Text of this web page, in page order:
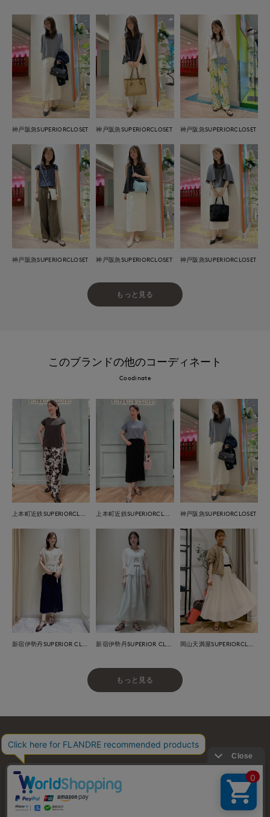
神戸阪急SUPERIORCLOSET 神戸阪急SUPERIORCLOSET 神戸阪急SUPERIORCLOSET
神戸阪急SUPERIORCLOSET 神戸阪急SUPERIORCLOSET 神戸阪急SUPERIORCLOSET
もっと見る
このブランドの他のコーディネート
Coodinate
神戸阪急SUPERIORCLOSET
もっと見る
お問い合わせ 利用規約 プライバシーポリシー
特定商取引・古物営業法に基づく表示